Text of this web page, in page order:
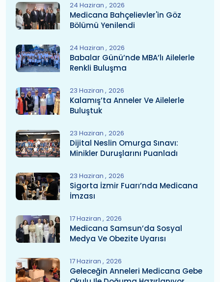
24 Haziran 2026
Medicana Bahçelievler'in Göz
Bölümü Yenilendi
24 Haziran 2026
Babalar Günü’nde MBA’lı Ailelerle
Renkli Buluşma
23 Haziran 2026
Kalamış’ta Anneler Ve Ailelerle
Buluştuk
23 Haziran 2026
Dijital Neslin Omurga Sınavı:
Minikler Duruşlarını Puanladı
23 Haziran 2026
Sigorta İzmir Fuarı’nda Medicana
İmzası
17 Haziran 2026
Medicana Samsun’da Sosyal
Medya Ve Obezite Uyarısı
17 Haziran 2026
Geleceğin Anneleri Medicana Gebe